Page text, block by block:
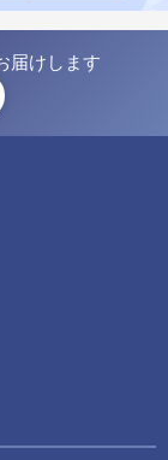
届けします